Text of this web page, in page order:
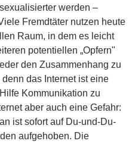
werden –
Fremdtäter nutzen heute
Raum, in dem es leicht
potentiellen „Opfern"
den Zusammenhang zu
das Internet ist eine
Kommunikation zu
aber auch eine Gefahr:
ist sofort auf Du-und-Du-
aufgehoben. Die